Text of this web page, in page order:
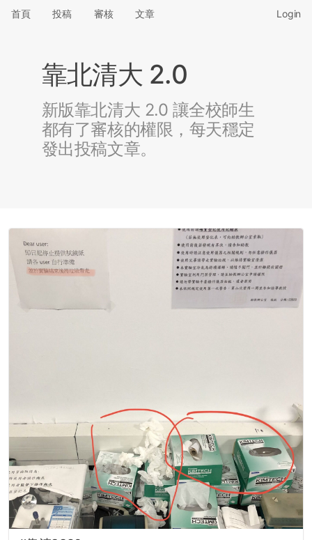
首頁 投稿 審核 文章 Login
靠北清大 2.0
新版靠北清大 2.0 讓全校師生
都有了審核的權限，每天穩定
發出投稿文章。